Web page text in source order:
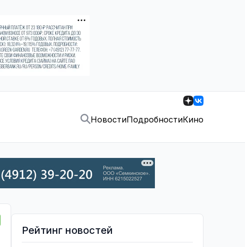
НовостиПодробностиКино
Рейтинг новостей